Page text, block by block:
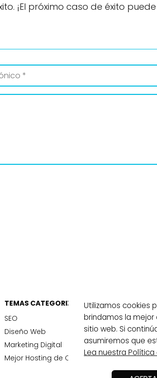
¡El próximo caso de éxito
TEMAS CATEGORIZADOS
SEO
Diseño Web
Marketing Digital
Mejor Hosting de Calidad Precio
USA
Utilizamos cookies
brindamos la mejor
sitio web. Si
asumiremos que
Lea nuestra